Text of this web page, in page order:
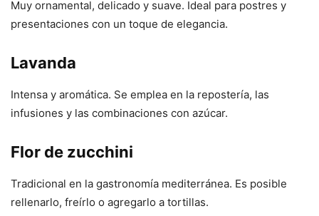
Muy ornamental, delicado y suave. Ideal para postres y
presentaciones con un toque de elegancia.
Lavanda
Intensa y aromática. Se emplea en la repostería, las
infusiones y las combinaciones con azúcar.
Flor de zucchini
Tradicional en la gastronomía mediterránea. Es posible
rellenarlo, freírlo o agregarlo a tortillas.